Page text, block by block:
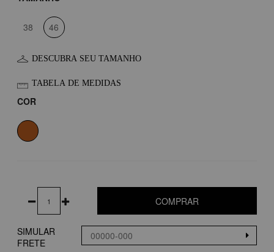
38 46
DESCUBRA SEU TAMANHO
TABELA DE MEDIDAS
COR
COMPRAR
SIMULAR
FRETE